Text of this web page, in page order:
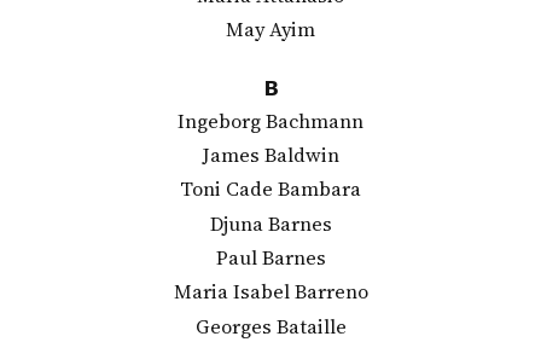
May Ayim
B
Ingeborg Bachmann
James Baldwin
Toni Cade Bambara
Djuna Barnes
Paul Barnes
Maria Isabel Barreno
Georges Bataille